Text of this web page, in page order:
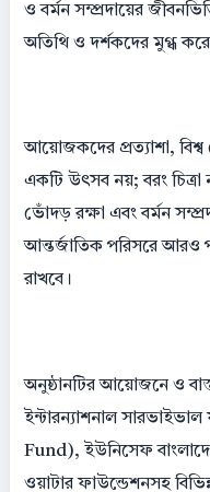
ও বর্মন সম্প্রদায়ের
অতিথি ও দর্শকদের মুগ্ধ
আয়োজকদের প্রত্যাশা,
একটি উৎসব নয়; বরং চিত্রা
ভোঁদড় রক্ষা এবং বর্মন
আন্তর্জাতিক পরিসরে আরও
রাখবে।
অনুষ্ঠানটির আয়োজনে ও
ইন্টারন্যাশনাল
Fund), ইউনিসেফ
ওয়াটার ফাউন্ডেশনসহ